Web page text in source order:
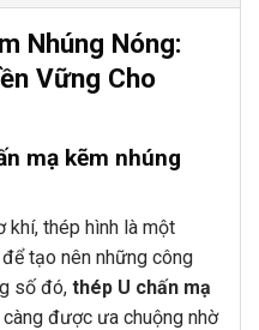
Nhúng Nóng:
Vững Cho
mạ kẽm nhúng
khí, thép hình là một
tạo nên những công
số đó, thép U chấn mạ
được ưa chuộng nhờ